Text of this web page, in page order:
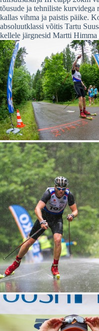
tõusude ja tehniliste
kallas vihma ja paistis päike.
absoluutklassi võitis Tartu
kellele järgnesid Martti Himma